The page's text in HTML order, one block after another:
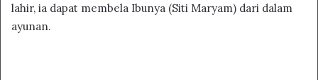
lahir, ia dapat membela Ibunya (Siti Maryam) dari dalam
ayunan.